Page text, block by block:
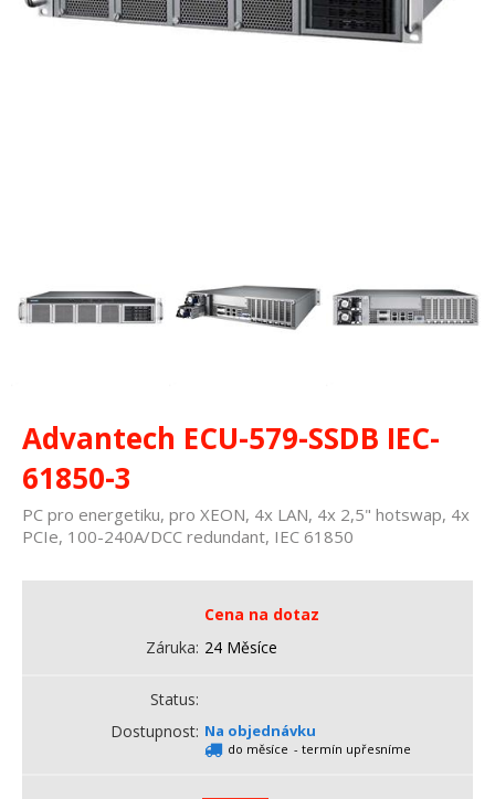
Advantech ECU-579-SSDB IEC-
61850-3
PC pro energetiku, pro XEON, 4x LAN, 4x 2,5" hotswap, 4x
PCIe, 100-240A/DCC redundant, IEC 61850
Cena na dotaz
Záruka 24 Měsíce
Status
Dostupnost Na objednávku
do měsíce - termín upřesníme